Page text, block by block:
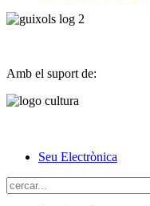
Amb el suport de:
Seu Electrònica